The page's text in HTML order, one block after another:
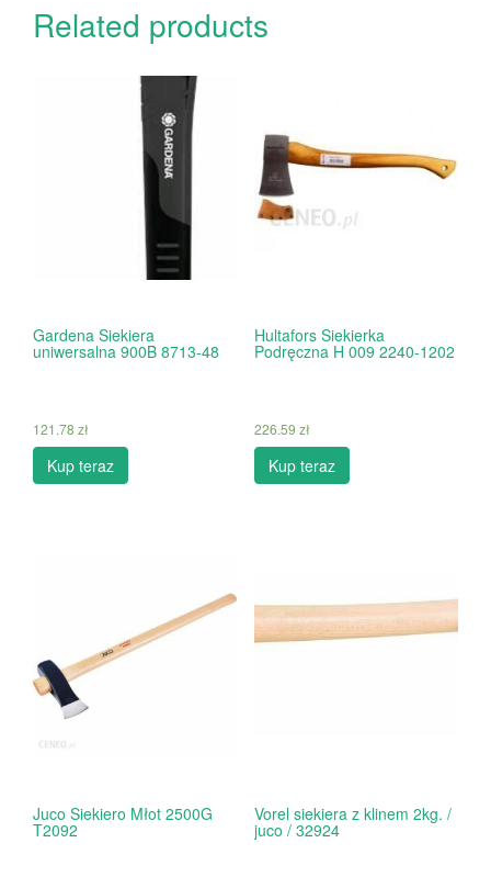
Related products
Gardena Siekiera
uniwersalna 900B 8713-48
121.78 zł
Kup teraz
Hultafors Siekierka
Podręczna H 009 2240-1202
226.59 zł
Kup teraz
Juco Siekiero Młot 2500G
T2092
Vorel siekiera z klinem 2kg. /
juco / 32924